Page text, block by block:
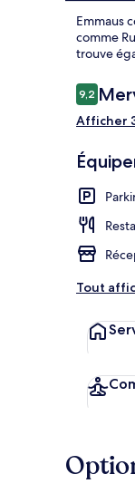
Emmaus
comme
trouve
Avis
9,29,2 sur
Afficher
Tout